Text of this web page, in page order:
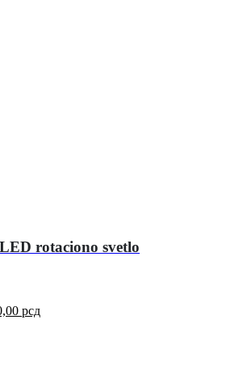
rotaciono svetlo
рсд